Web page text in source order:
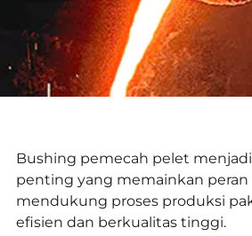
Bushing pemecah pelet
penting yang memainkan peran
mendukung proses produksi
efisien dan berkualitas tinggi.